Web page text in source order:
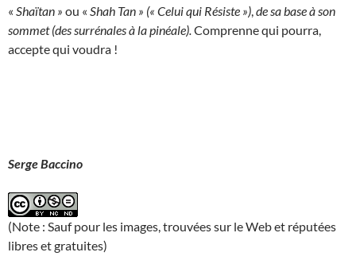
« Shaïtan » ou « Shah Tan » (« Celui qui Résiste ») de sa base à son
sommet (des surrénales à la pinéale). Comprenne qui pourra,
accepte qui voudra !
Serge Baccino
(Note : Sauf pour les images, trouvées sur le Web et réputées
libres et gratuites)